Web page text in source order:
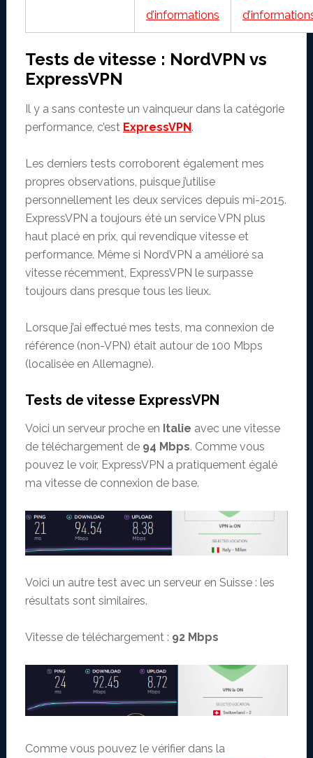
d’informations
Tests de vitesse : NordVPN vs
ExpressVPN
Il y a sans conteste un vainqueur dans la catégorie
performance, c’est ExpressVPN.
Les derniers tests corroborent également mes
propres observations, puisque j’utilise
personnellement les deux services depuis mi-2015.
ExpressVPN a toujours été un service VPN plus
haut placé en prix, qui revendique vitesse et
performance. Même si NordVPN a amélioré sa
vitesse récemment, ExpressVPN le surpasse
toujours dans presque tous les lieux.
Lorsque j’ai effectué mes tests, ma connexion de
référence (non-VPN) était autour de 100 Mbps
(localisée en Allemagne).
Tests de vitesse ExpressVPN
Voici un serveur proche en Italie avec une vitesse
de téléchargement de 94 Mbps. Comme vous
pouvez le voir, ExpressVPN a pratiquement égalé
ma vitesse de connexion de base.
Voici un autre test avec un serveur en Suisse : les
résultats sont similaires.
Vitesse de téléchargement : 92 Mbps
Comme vous pouvez le vérifier dans la